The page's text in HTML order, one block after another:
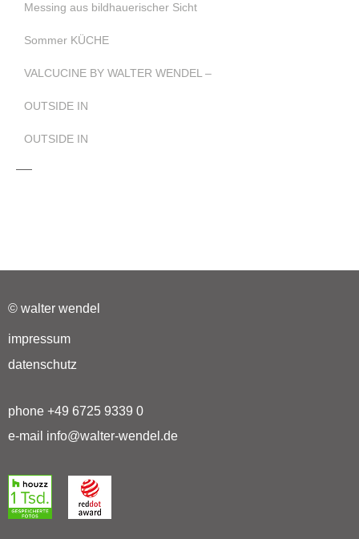
Messing aus bildhauerischer Sicht
Sommer KÜCHE
VALCUCINE BY WALTER WENDEL –
OUTSIDE IN
OUTSIDE IN
© walter wendel
impressum
datenschutz
phone +49 6725 9339 0
e-mail info@walter-wendel.de